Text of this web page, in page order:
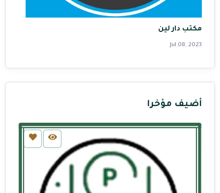
مكتب دار لين
Jul 08, 2023
أضيف مؤخرا